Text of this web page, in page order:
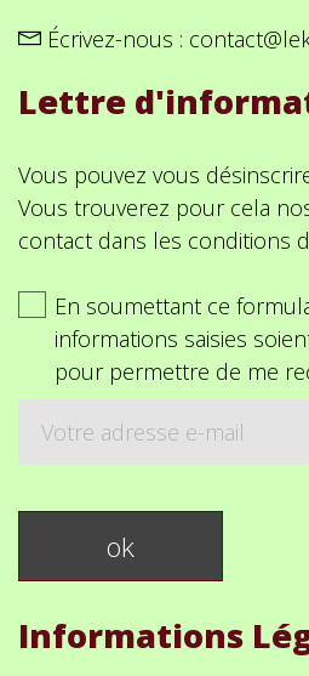
Écrivez-nous :
Lettre
Vous pouvez vous
Vous trouverez pour cela
contact dans les conditions
En soumettant ce
informations saisies
pour permettre de me
Informations